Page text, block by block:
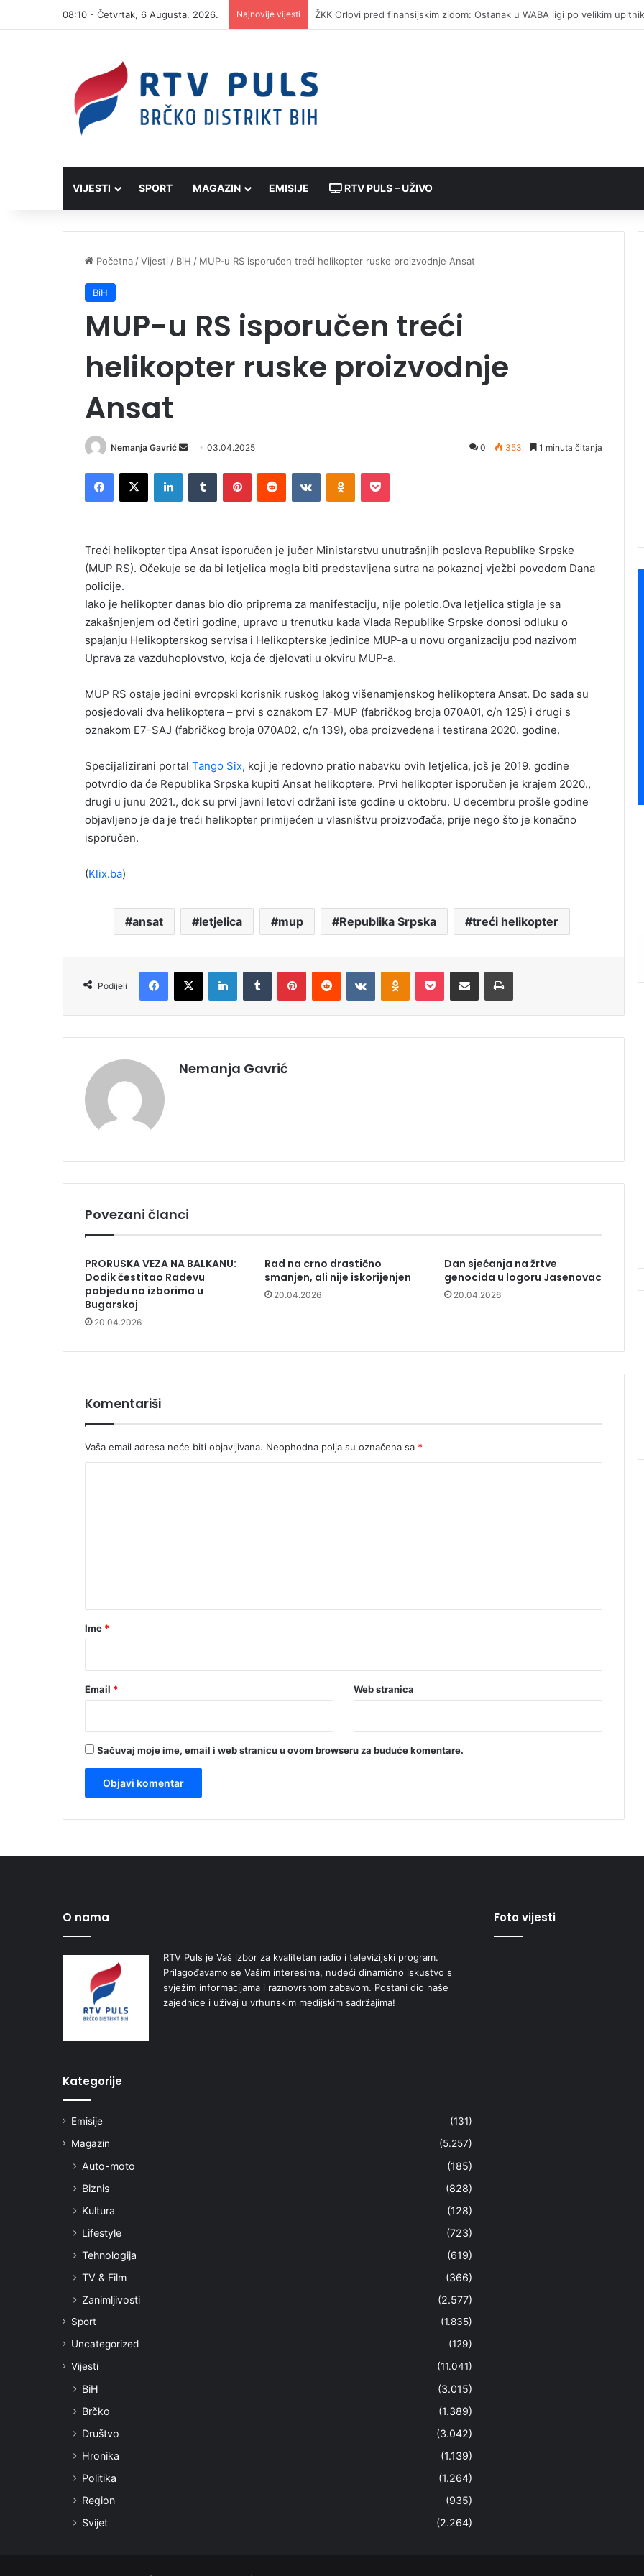
08:10 - Četvrtak, 6 Augusta. 2026. Najnovije vijesti Detalji požara kod Banjaluke: Mrtav pijan palio vatru, pa napravio haos
VIJESTI SPORT MAGAZIN EMISIJE RTV PULS – UŽIVO
Početna /Vijesti / BiH / MUP-u RS isporučen treći helikopter ruske proizvodnje Ansat
BiH
MUP-u RS isporučen treći
helikopter ruske proizvodnje
Ansat
Nemanja Gavrić
d
e
m
i
l
03.04.2025 0 353 1 minuta čitanja
Treći helikopter tipa Ansat isporučen je jučer Ministarstvu unutrašnjih poslova Republike Srpske
(MUP RS). Očekuje se da bi letjelica mogla biti predstavljena sutra na pokaznoj vježbi povodom Dana
policije.
Iako je helikopter danas bio dio priprema za manifestaciju, nije poletio.Ova letjelica stigla je sa
zakašnjenjem od četiri godine, upravo u trenutku kada Vlada Republike Srpske donosi odluku o
spajanju Helikopterskog servisa i Helikopterske jedinice MUP-a u novu organizaciju pod nazivom
Uprava za vazduhoplovstvo, koja će djelovati u okviru MUP-a.
MUP RS ostaje jedini evropski korisnik ruskog lakog višenamjenskog helikoptera Ansat. Do sada su
posjedovali dva helikoptera – prvi s oznakom E7-MUP (fabričkog broja 070A01, c/n 125) i drugi s
oznakom E7-SAJ (fabričkog broja 070A02, c/n 139), oba proizvedena i testirana 2020. godine.
Specijalizirani portal Tango Six, koji je redovno pratio nabavku ovih letjelica, još je 2019. godine
potvrdio da će Republika Srpska kupiti Ansat helikoptere. Prvi helikopter isporučen je krajem 2020.,
drugi u junu 2021., dok su prvi javni letovi održani iste godine u oktobru. U decembru prošle godine
objavljeno je da je treći helikopter primijećen u vlasništvu proizvođača, prije nego što je konačno
isporučen.
(Klix.ba)
ansat letjelica mup Republika Srpska treći helikopter
Podijeli
Nemanja Gavrić
Povezani članci
PRORUSKA VEZA NA BALKANU:
Dodik čestitao Radevu
pobjedu na izborima u
Bugarskoj
20.04.2026
Rad na crno drastično
smanjen, ali nije iskorijenjen
20.04.2026
Dan sjećanja na žrtve
genocida u logoru Jasenovac
20.04.2026
Komentariši
Vaša email adresa neće biti objavljivana. Neophodna polja su označena sa *
r
Ime *
Email * Web stranica
Sačuvaj moje ime, email i web stranicu u ovom browseru za buduće komentare.
O nama
RTV Puls je Vaš izbor za kvalitetan radio i televizijski program.
Prilagođavamo se Vašim interesima, nudeći dinamično iskustvo s
svježim informacijama i raznovrsnom zabavom. Postani dio naše
zajednice i uživaj u vrhunskim medijskim sadržajima!
Kategorije
Emisije
(131)
Magazin
(5.257)
Auto-moto
(185)
Biznis
(828)
Kultura
(128)
Lifestyle
(723)
Tehnologija
(619)
TV & Film
(366)
Zanimljivosti
(2.577)
Sport
(1.835)
Uncategorized
(129)
Vijesti
(11.041)
BiH
(3.015)
Brčko
(1.389)
Društvo
(3.042)
Hronika
(1.139)
Politika
(1.264)
Region
(935)
Svijet
(2.264)
Foto vijesti